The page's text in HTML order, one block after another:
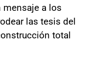
mensaje a los
las tesis del
total